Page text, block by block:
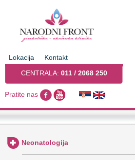
Lokacija
Kontakt
CENTRALA: 011 / 2068 250
Pratite nas
Neonatologija